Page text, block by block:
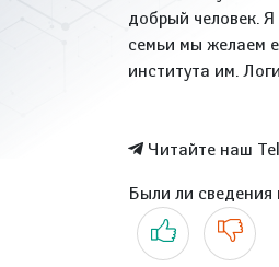
добрый человек.
семьи мы желаем
института им.
Читайте наш
Были ли сведения
Да Нет